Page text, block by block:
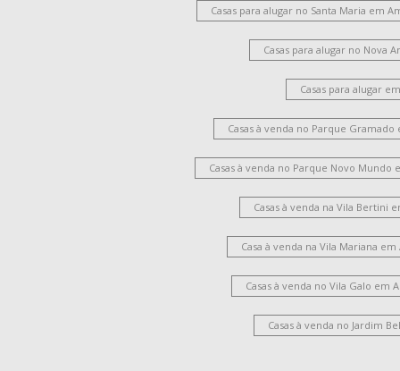
Casas para alugar no Santa Maria em
Casas para alugar no Nova
Casas para alugar
Casas à venda no Parque Gramado
Casas à venda no Parque Novo Mundo
Casas à venda na Vila Bertini
Casa à venda na Vila Mariana
Casas à venda no Vila Galo em
Casas à venda no Jardim